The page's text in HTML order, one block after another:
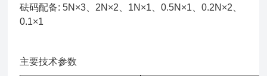
砝码配备: 5N×3、2N×2、1N×1、0.5N×1、0.2N×2、
0.1×1
主要技术参数